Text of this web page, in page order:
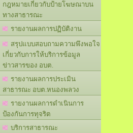
กฎหมายเกี่ยวกับป้ายโฆษณาบน
ทางสาธารณะ
รายงานผลการปฏิบัติงาน
สรุปแบบสอบถามความพึงพอใจ
เกี่ยวกับการให้บริการข้อมูล
ข่าวสารของ อบต.
รายงานผลการประเมิน
สาธารณะ อบต.หนองพลวง
รายงานผลการดำเนินการ
ป้องกันการทุจริต
บริการสาธารณะ